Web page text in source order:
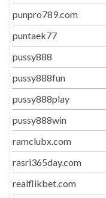
punpro789.com
puntaek77
pussy888
pussy888fun
pussy888play
pussy888win
ramclubx.com
rasri365day.com
realflikbet.com